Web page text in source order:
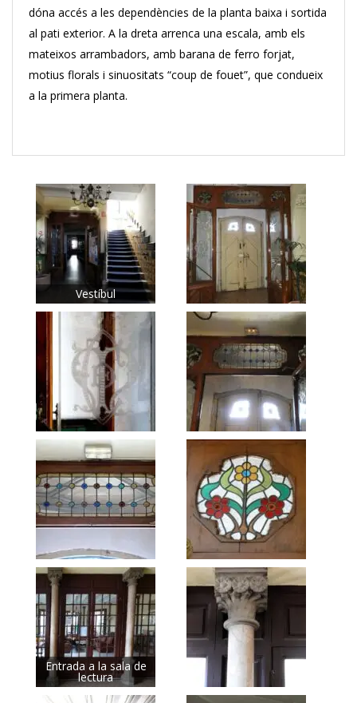
dóna accés a les dependències de la planta baixa i sortida
al pati exterior. A la dreta arrenca una escala, amb els
mateixos arrambadors, amb barana de ferro forjat,
motius florals i sinuositats “coup de fouet”, que condueix
a la primera planta.
Vestíbul
Entrada a la sala de
lectura